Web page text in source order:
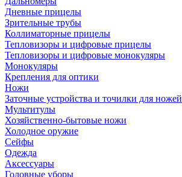
Дневные прицелы
Зрительные трубы
Коллиматорные прицелы
Тепловизоры и цифровые прицелы
Тепловизоры и цифровые монокуляры
Монокуляры
Крепления для оптики
Ножи
Заточные устройства и точилки для ножей
Мультитулы
Хозяйственно-бытовые ножи
Холодное оружие
Сейфы
Одежда
Аксессуары
Головные уборы